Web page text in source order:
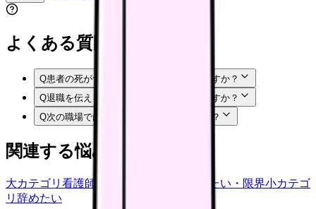
よくある質問
Q患者の死がつらくて辞めたいのは甘えですか？
Q退職を伝える前に何を準備すればいいですか？
Q次の職場では何を確認すればいいですか？
関連する悩みカテゴリ
大カテゴリ 看護師の悩み 辞めたい・限界小カテゴ
リ 辞めたい